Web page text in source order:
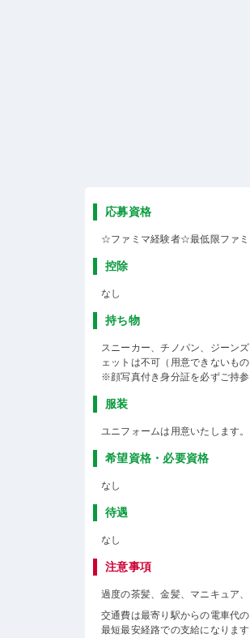
応募資格
☆ファミマ経験者☆最低限ファ
控除
なし
持ち物
スニーカー、チノパン、ジーン
ェットは不可（用意できないも
※顔写真付き身分証を必ずご持参
服装
ユニフォームは用意いたします。
希望資格・必要資格
なし
待遇
なし
注意事項
過度の茶髪、金髪、マニキュア、
交通費は最寄り駅からの電車代
最短最安経路での支給になります